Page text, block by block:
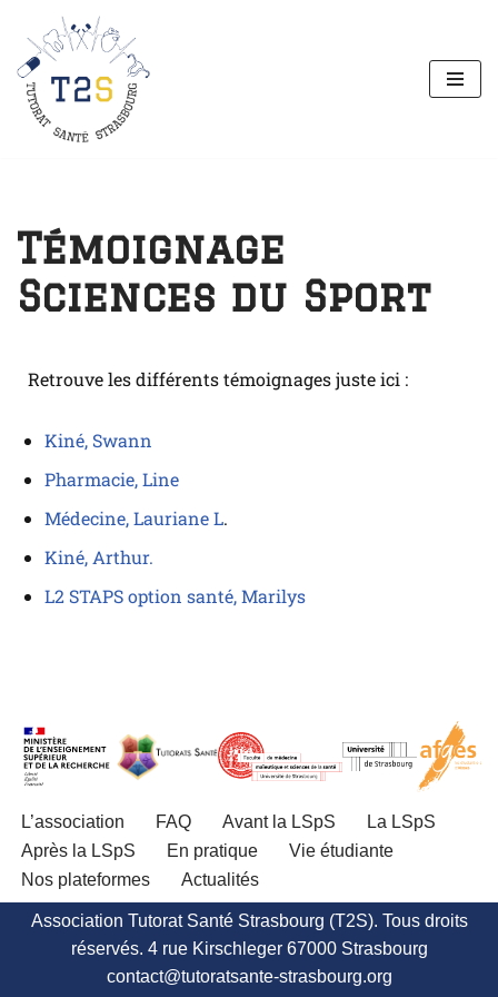
Aller
au
contenu
Témoignage
Sciences du Sport
Retrouve les différents témoignages juste ici :
Kiné, Swann
Pharmacie, Line
Médecine, Lauriane L.
Kiné, Arthur.
L2 STAPS option santé, Marilys
L’association FAQ Avant la LSpS
La LSpS
Après la LSpS
En pratique
Vie étudiante
Nos plateformes
Actualités
Association Tutorat Santé Strasbourg (T2S). Tous droits
réservés. 4 rue Kirschleger 67000 Strasbourg
contact@tutoratsante-strasbourg.org